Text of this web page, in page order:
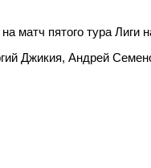
матч пятого тура Лиги
Джикия, Андрей